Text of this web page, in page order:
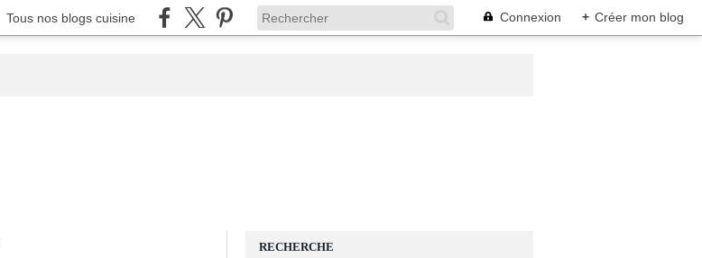
Tous nos blogs cuisine Connexion + Créer mon blog
RECHERCHE